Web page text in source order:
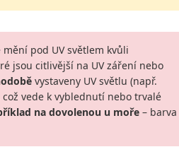
mění pod UV světlem kvůli
jsou citlivější na UV záření nebo
vystaveny UV světlu (např.
vede k vyblednutí nebo trvalé
na dovolenou u moře – barva